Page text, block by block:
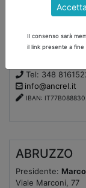
ANCREL
via Romolo Murri,
48124 Ravenna
Tel: 348
info@ancrel.it
IBAN:
ABRUZZO
Presidente:
Viale Marconi, 77
Il consenso sarà
il link presente a fine